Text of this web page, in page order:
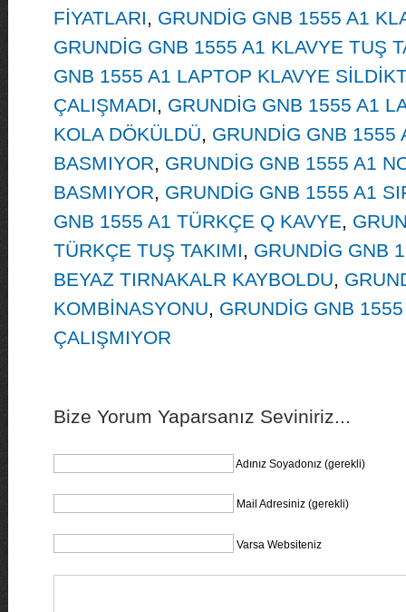
FİYATLARI, GRUNDİG GNB 1555 A1
GRUNDİG GNB 1555 A1 KLAVYE TUŞ
GNB 1555 A1 LAPTOP KLAVYE
ÇALIŞMADI, GRUNDİG GNB 1555 A1
KOLA DÖKÜLDÜ, GRUNDİG GNB 1555
BASMIYOR, GRUNDİG GNB 1555 A1
BASMIYOR, GRUNDİG GNB 1555 A1
GNB 1555 A1 TÜRKÇE Q KAVYE,
TÜRKÇE TUŞ TAKIMI, GRUNDİG GNB
BEYAZ TIRNAKALR KAYBOLDU,
KOMBİNASYONU, GRUNDİG GNB
ÇALIŞMIYOR
Bize Yorum Yaparsanız Seviniriz...
Adınız Soyadonız (gerekli)
Mail Adresiniz (gerekli)
Varsa Websiteniz